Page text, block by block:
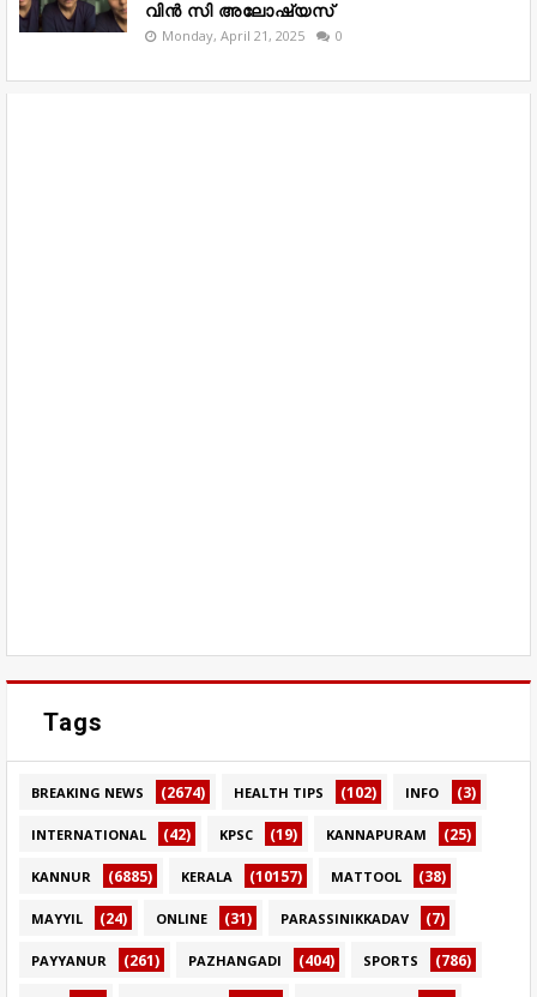
വിൻ സി അലോഷ്യസ്
Monday, April 21, 2025 0
Tags
BREAKING NEWS (2674) HEALTH TIPS (102) INFO (3)
INTERNATIONAL (42) KPSC (19) KANNAPURAM (25)
KANNUR (6885) KERALA (10157) MATTOOL (38)
MAYYIL (24) ONLINE (31) PARASSINIKKADAV (7)
PAYYANUR (261) PAZHANGADI (404) SPORTS (786)